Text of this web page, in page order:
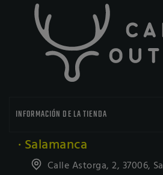
INFORMACIÓN DE LA TIENDA
· Salamanca
Calle Astorga, 2, 37006,